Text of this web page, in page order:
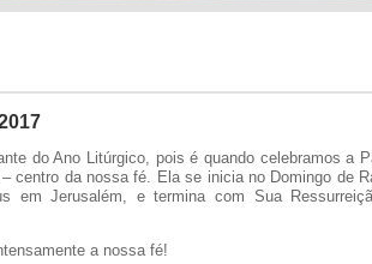
do Ano Litúrgico, pois é quando celebramos a
centro da nossa fé. Ela se inicia no Domingo de
em Jerusalém, e termina com Sua
a nossa fé!